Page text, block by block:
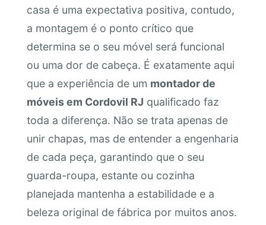
casa é uma expectativa positiva, contudo,
a montagem é o ponto crítico que
determina se o seu móvel será funcional
ou uma dor de cabeça. É exatamente aqui
que a experiência de um montador de
móveis em Cordovil RJ qualificado faz
toda a diferença. Não se trata apenas de
unir chapas, mas de entender a engenharia
de cada peça, garantindo que o seu
guarda-roupa, estante ou cozinha
planejada mantenha a estabilidade e a
beleza original de fábrica por muitos anos.